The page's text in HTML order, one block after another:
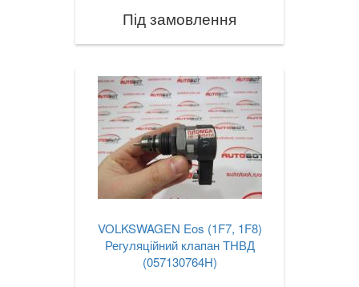
Під замовлення
VOLKSWAGEN Eos (1F7, 1F8)
Регуляційний клапан ТНВД
(057130764H)